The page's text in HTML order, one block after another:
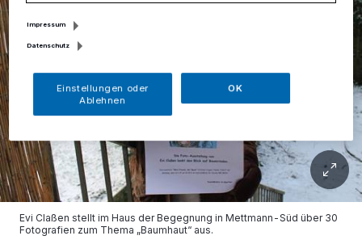
Evi Claßen stellt im Haus der Begegnung in Mettmann-Süd über 30
Fotografien zum Thema „Baumhaut“ aus.
Impressum
Datenschutz
Einstellungen oder
Ablehnen
OK